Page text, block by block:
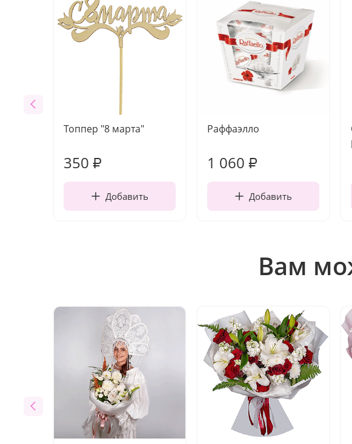
Топпер "8 марта"
350 ₽
Добавить
Раффаэлло
1 060 ₽
Добавить
Вам